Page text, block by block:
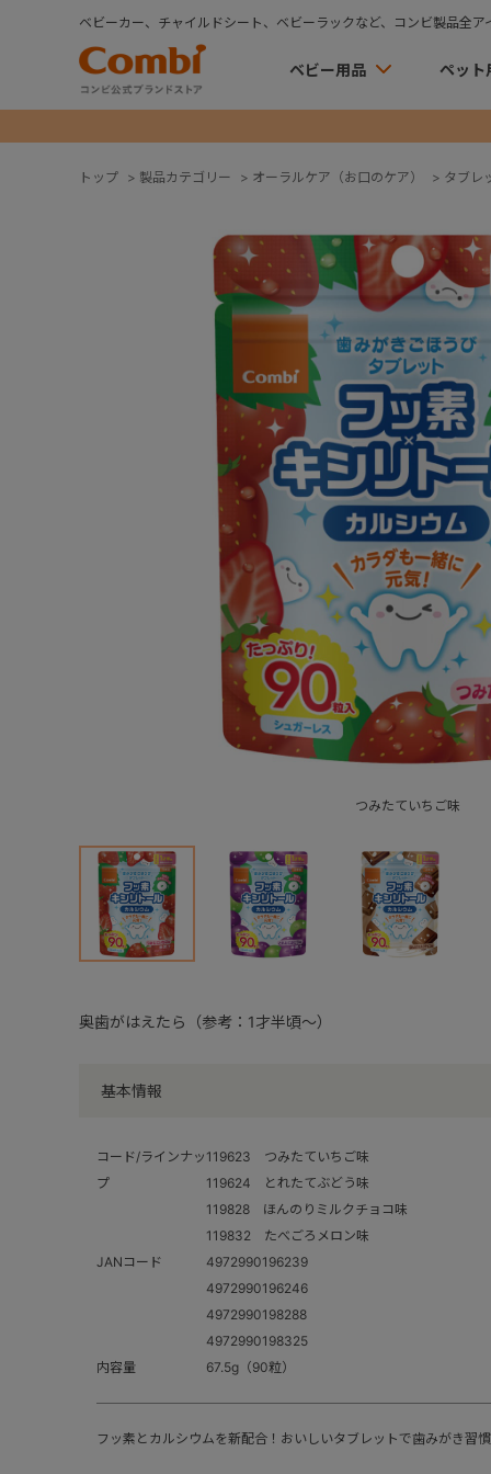
ベビーカー、チャイルドシート、ベビーラックなど、コンビ製品全ア
ベビー用品 ペット
トップ > 製品カテゴリー > オーラルケア（お口のケア） > タブレ
つみたていちご味
基本情報
コード/ラインナッ
プ
119623 つみたていちご味
119624 とれたてぶどう味
119828 ほんのりミルクチョコ味
119832 たべごろメロン味
JANコード
4972990196239
4972990196246
4972990198288
4972990198325
内容量
67.5g（90粒）
フッ素とカルシウムを新配合！おいしいタブレットで歯みがき習
奥歯がはえたら（参考：1才半頃～）